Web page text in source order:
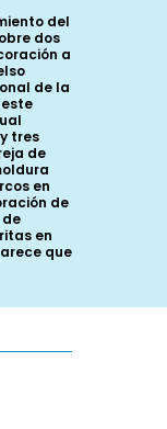
del
dos
a
de la
tres
de
en
de
en
que